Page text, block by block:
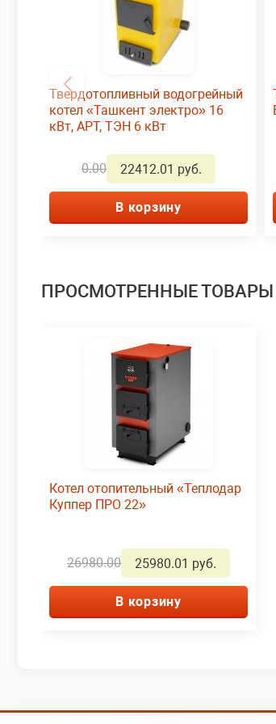
Твердотопливный водогрейный
котел «Ташкент электро» 16
кВт, АРТ, ТЭН 6 кВт
0.00 22412.01 руб.
В корзину
ПРОСМОТРЕННЫЕ ТОВАРЫ
Котел отопительный «Теплодар
Куппер ПРО 22»
26980.00 25980.01 руб.
В корзину